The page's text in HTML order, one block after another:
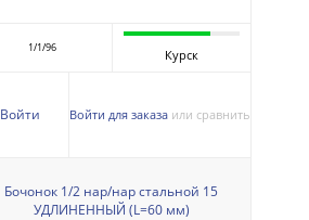
1/1/96 Курск
Войти Войти для заказа или сравнить
Бочонок 1/2 нар/нар стальной 15
УДЛИНЕННЫЙ (L=60 мм)